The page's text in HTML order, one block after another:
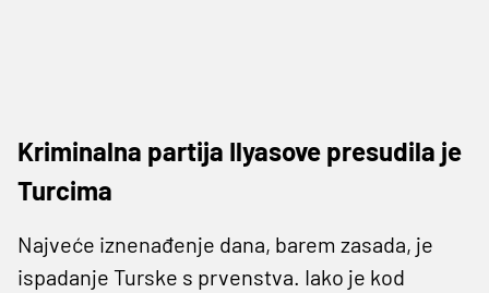
Kriminalna partija Ilyasove presudila je
Turcima
Najveće iznenađenje dana, barem zasada, je
ispadanje Turske s prvenstva. Iako je kod